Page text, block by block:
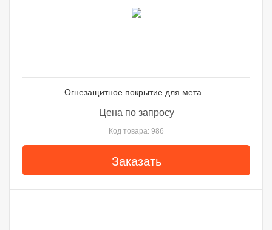
Огнезащитное покрытие для мета...
Цена по запросу
Код товара: 986
Заказать